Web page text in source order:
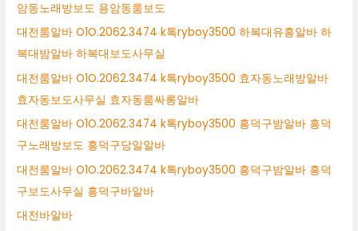
암동노래방보도 용암동룸보도
대전룸알바 O1O.2062.3474 k톡ryboy3500 하복대유흥알바 하
복대밤알바 하복대보도사무실
대전룸알바 O1O.2062.3474 k톡ryboy3500 효자동노래방알바
효자동보도사무실 효자동룸싸롱알바
대전룸알바 O1O.2062.3474 k톡ryboy3500 흥덕구밤알바 흥덕
구노래방보도 흥덕구당일알바
대전룸알바 O1O.2062.3474 k톡ryboy3500 흥덕구밤알바 흥덕
구보도사무실 흥덕구바알바
대전바알바